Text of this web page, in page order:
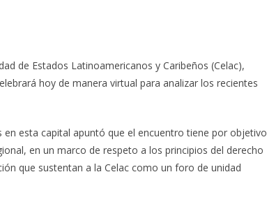
de Estados Latinoamericanos y Caribeños (Celac),
hoy de manera virtual para analizar los recientes
esta capital apuntó que el encuentro tiene por objetivo
en un marco de respeto a los principios del derecho
que sustentan a la Celac como un foro de unidad